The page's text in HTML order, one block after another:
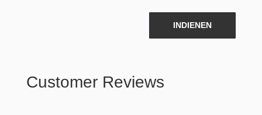
INDIENEN
Customer Reviews